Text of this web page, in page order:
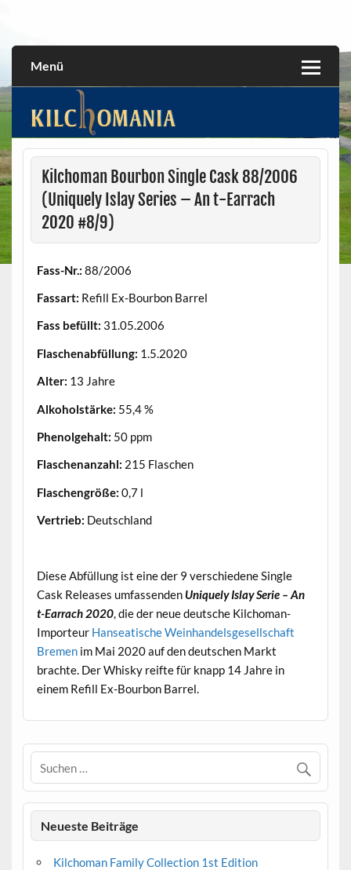
Menü
Kilchoman Bourbon Single Cask 88/2006
(Uniquely Islay Series – An t-Earrach
2020 #8/9)
Fass-Nr.: 88/2006
Fassart: Refill Ex-Bourbon Barrel
Fass befüllt: 31.05.2006
Flaschenabfüllung: 1.5.2020
Alter: 13 Jahre
Alkoholstärke: 55,4 %
Phenolgehalt: 50 ppm
Flaschenanzahl: 215 Flaschen
Flaschengröße: 0,7 l
Vertrieb: Deutschland
Diese Abfüllung ist eine der 9 verschiedene Single
Cask Releases umfassenden Uniquely Islay Serie – An
t-Earrach 2020, die der neue deutsche Kilchoman-
Importeur Hanseatische Weinhandelsgesellschaft
Bremenim Mai 2020 auf den deutschen Markt
brachte. Der Whisky reifte für knapp 14 Jahre in
einem Refill Ex-Bourbon Barrel.
Neueste Beiträge
Kilchoman Family Collection 1st Edition